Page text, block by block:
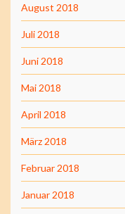
August 2018
Juli 2018
Juni 2018
Mai 2018
April 2018
März 2018
Februar 2018
Januar 2018